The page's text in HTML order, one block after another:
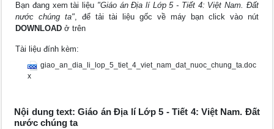
Bạn đang xem tài liệu "Giáo án Địa lí Lớp 5 - Tiết 4: Việt Nam. Đất
nước chúng ta", để tải tài liệu gốc về máy bạn click vào nút
DOWNLOAD ở trên
Tài liệu đính kèm:
giao_an_dia_li_lop_5_tiet_4_viet_nam_dat_nuoc_chung_ta.doc
x
Nội dung text: Giáo án Địa lí Lớp 5 - Tiết 4: Việt Nam. Đất
nước chúng ta